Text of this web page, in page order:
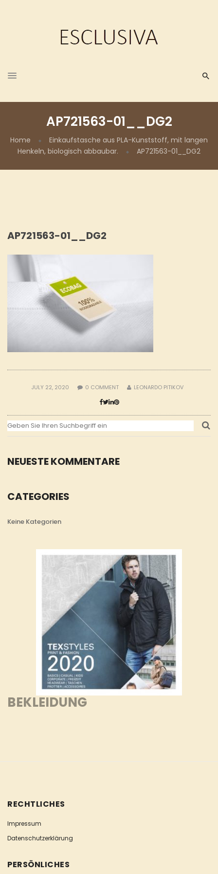
AP721563-01__DG2
Home
Einkaufstasche aus PLA-Kunststoff, mit langen
Henkeln, biologisch abbaubar.
AP721563-01__DG2
NEUESTE KOMMENTARE
CATEGORIES
Keine Kategorien
BEKLEIDUNG
AP721563-01__DG2
JULY 22, 2020 0 COMMENT LEONARDO PITIKOV
RECHTLICHES
Impressum
Datenschutzerklärung
PERSÖNLICHES